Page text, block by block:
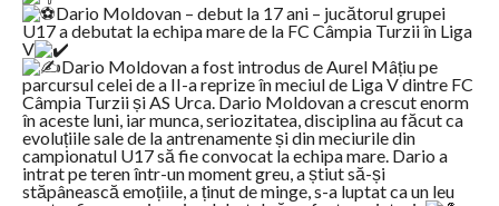
Dario Moldovan – debut la 17 ani – jucătorul grupei
U17 a debutat la echipa mare de la FC Câmpia Turzii în Liga
V
Dario Moldovan a fost introdus de Aurel Mâțiu pe
parcursul celei de a II-a reprize în meciul de Liga V dintre FC
Câmpia Turzii și AS Urca. Dario Moldovan a crescut enorm
în aceste luni, iar munca, seriozitatea, disciplina au făcut ca
evoluțiile sale de la antrenamente și din meciurile din
campionatul U17 să fie convocat la echipa mare. Dario a
intrat pe teren într-un moment greu, a știut să-și
stăpânească emoțiile, a ținut de minge, s-a luptat ca un leu